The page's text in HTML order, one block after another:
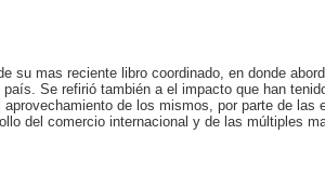
su mas reciente libro coordinado, en donde
Se refirió también a el impacto que han
de los mismos, por parte de las
del comercio internacional y de las múltiples